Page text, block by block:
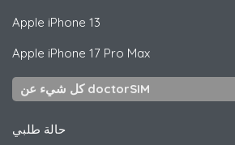
Apple iPhone 13
Apple iPhone 17 Pro Max
كل شيء عن doctorSIM
حالة طلبي